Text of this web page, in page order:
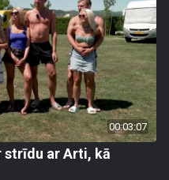
00:03:07
strīdu ar Arti, kā